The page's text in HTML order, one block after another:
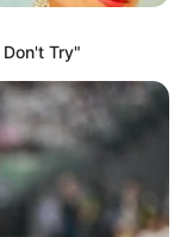
Try"